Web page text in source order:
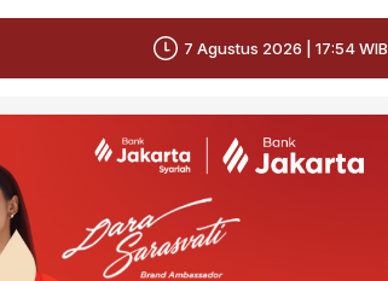
7 Agustus 2026 | 17:54 WIB